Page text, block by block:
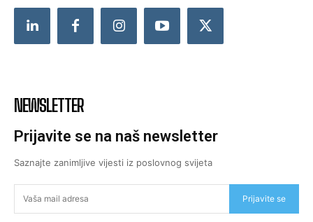
NEWSLETTER
Prijavite se na naš newsletter
Saznajte zanimljive vijesti iz poslovnog svijeta
Prijavite se